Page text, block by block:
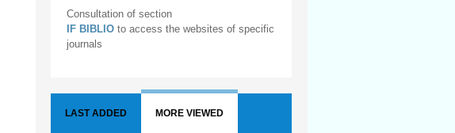
Consultation of section
IF BIBLIO to access the websites of specific
journals
LAST ADDED MORE VIEWED